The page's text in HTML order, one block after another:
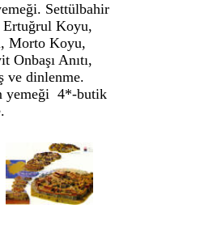
Settülbahir
Ertuğrul Koyu,
Morto Koyu,
Onbaşı Anıtı,
ve dinlenme.
yemeği 4*-butik